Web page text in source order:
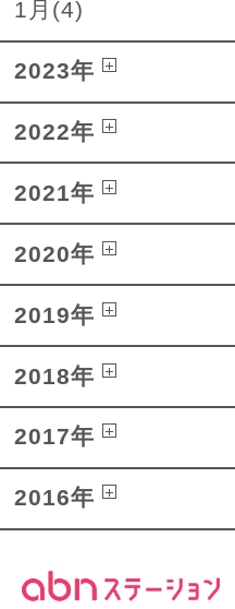
1月(4)
2023年
2022年
2021年
2020年
2019年
2018年
2017年
2016年